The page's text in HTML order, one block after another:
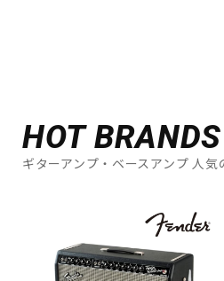
HOT BRANDS
ギターアンプ・ベースアンプ 人気